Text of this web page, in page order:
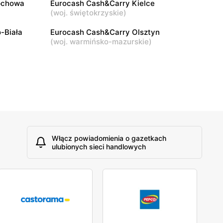
1/3
Pabianice, ul. im. Stefana Grota
Roweckiego 8a
Eurocash Cash&Carry Kielce
(woj. świętokrzyskie)
Eurocash Cash&Carry Olsztyn
(woj. warmińsko-mazurskie)
Włącz powiadomienia o gazetkach
ulubionych sieci handlowych